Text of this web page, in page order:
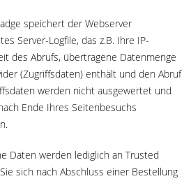
speichert der Webserver
Server-Logfile, das z.B. Ihre IP-
des Abrufs, übertragene Datenmenge
(Zugriffsdaten) enthält und den Abruf
werden nicht ausgewertet und
Ende Ihres Seitenbesuchs
Daten werden lediglich an Trusted
sich nach Abschluss einer Bestellung